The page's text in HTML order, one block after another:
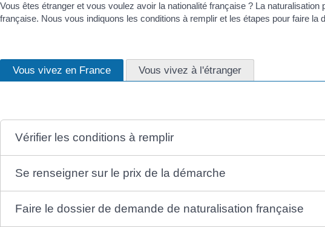
Vous êtes étranger et vous voulez avoir la nationalité française ? La naturalisation
française. Nous vous indiquons les conditions à remplir et les étapes pour faire la
Vous vivez en France Vous vivez à l'étranger
Vérifier les conditions à remplir
Se renseigner sur le prix de la démarche
Faire le dossier de demande de naturalisation française